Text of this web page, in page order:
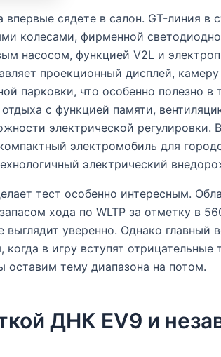
впервые сядете в салон. GT-линия в
колесами, фирменной
насосом, функцией V2L и
проекционный дисплей,
парковки, что особенно полезно
с функцией памяти,
электрической регулировки.
электромобиль для
электрический
тест особенно интересным.
хода по WLTP за отметку в
выглядит уверенно. Однако
когда в игру вступят
тему диапазона на потом.
ДНК EV9 и